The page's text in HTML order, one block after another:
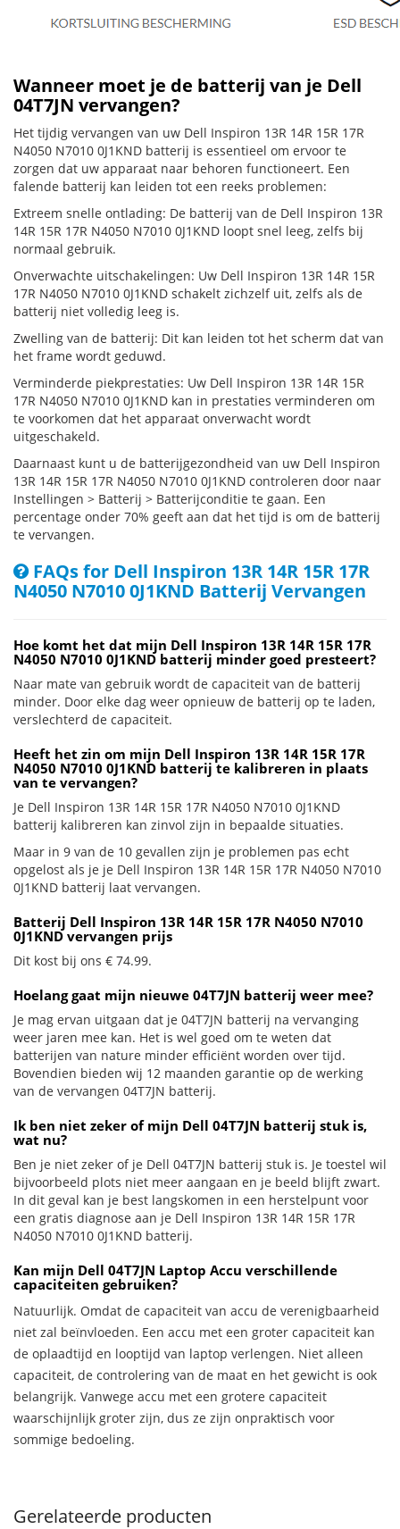
Wanneer moet je de batterij van je Dell
04T7JN vervangen?
Het tijdig vervangen van uw Dell Inspiron 13R 14R 15R 17R
N4050 N7010 0J1KND batterij is essentieel om ervoor te
zorgen dat uw apparaat naar behoren functioneert. Een
falende batterij kan leiden tot een reeks problemen:
Extreem snelle ontlading: De batterij van de Dell Inspiron 13R
14R 15R 17R N4050 N7010 0J1KND loopt snel leeg, zelfs bij
normaal gebruik.
Onverwachte uitschakelingen: Uw Dell Inspiron 13R 14R 15R
17R N4050 N7010 0J1KND schakelt zichzelf uit, zelfs als de
batterij niet volledig leeg is.
Zwelling van de batterij: Dit kan leiden tot het scherm dat van
het frame wordt geduwd.
Verminderde piekprestaties: Uw Dell Inspiron 13R 14R 15R
17R N4050 N7010 0J1KND kan in prestaties verminderen om
te voorkomen dat het apparaat onverwacht wordt
uitgeschakeld.
Daarnaast kunt u de batterijgezondheid van uw Dell Inspiron
13R 14R 15R 17R N4050 N7010 0J1KND controleren door naar
Instellingen > Batterij > Batterijconditie te gaan. Een
percentage onder 70% geeft aan dat het tijd is om de batterij
te vervangen.
FAQs for Dell Inspiron 13R 14R 15R 17R
N4050 N7010 0J1KND Batterij Vervangen
Hoe komt het dat mijn Dell Inspiron 13R 14R 15R 17R
N4050 N7010 0J1KND batterij minder goed presteert?
Naar mate van gebruik wordt de capaciteit van de batterij
minder. Door elke dag weer opnieuw de batterij op te laden,
verslechterd de capaciteit.
Heeft het zin om mijn Dell Inspiron 13R 14R 15R 17R
N4050 N7010 0J1KND batterij te kalibreren in plaats
van te vervangen?
Je Dell Inspiron 13R 14R 15R 17R N4050 N7010 0J1KND
batterij kalibreren kan zinvol zijn in bepaalde situaties.
Maar in 9 van de 10 gevallen zijn je problemen pas echt
opgelost als je je Dell Inspiron 13R 14R 15R 17R N4050 N7010
0J1KND batterij laat vervangen.
Batterij Dell Inspiron 13R 14R 15R 17R N4050 N7010
0J1KND vervangen prijs
Dit kost bij ons € 74.99.
Hoelang gaat mijn nieuwe 04T7JN batterij weer mee?
Je mag ervan uitgaan dat je 04T7JN batterij na vervanging
weer jaren mee kan. Het is wel goed om te weten dat
batterijen van nature minder efficiënt worden over tijd.
Bovendien bieden wij 12 maanden garantie op de werking
van de vervangen 04T7JN batterij.
Ik ben niet zeker of mijn Dell 04T7JN batterij stuk is,
wat nu?
Ben je niet zeker of je Dell 04T7JN batterij stuk is. Je toestel wil
bijvoorbeeld plots niet meer aangaan en je beeld blijft zwart.
In dit geval kan je best langskomen in een herstelpunt voor
een gratis diagnose aan je Dell Inspiron 13R 14R 15R 17R
N4050 N7010 0J1KND batterij.
Kan mijn Dell 04T7JN Laptop Accu verschillende
capaciteiten gebruiken?
Natuurlijk. Omdat de capaciteit van accu de verenigbaarheid
niet zal beïnvloeden. Een accu met een groter capaciteit kan
de oplaadtijd en looptijd van laptop verlengen. Niet alleen
capaciteit, de controlering van de maat en het gewicht is ook
belangrijk. Vanwege accu met een grotere capaciteit
waarschijnlijk groter zijn, dus ze zijn onpraktisch voor
sommige bedoeling.
Gerelateerde producten